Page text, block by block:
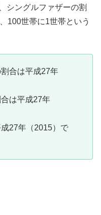
シングルファザーの割
100世帯に1世帯という
合は平成27年
合は平成27年
27年（2015）で